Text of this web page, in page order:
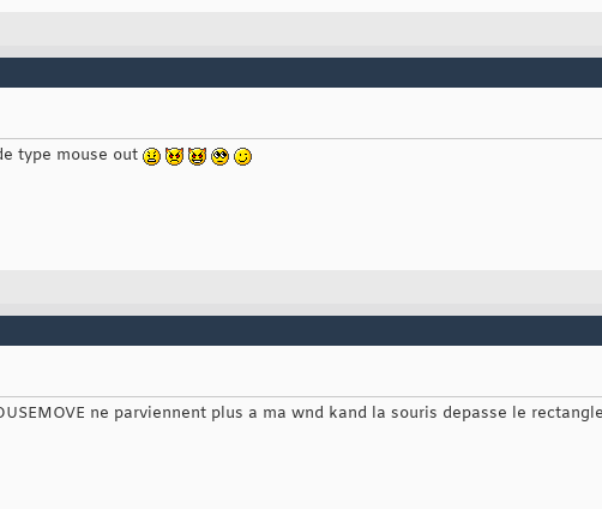
type mouse out
ne parviennent plus a ma wnd kand la souris depasse le